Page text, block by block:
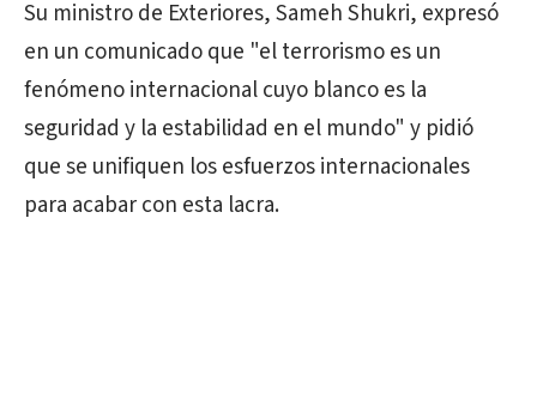
Su ministro de Exteriores, Sameh Shukri, expresó
en un comunicado que "el terrorismo es un
fenómeno internacional cuyo blanco es la
seguridad y la estabilidad en el mundo" y pidió
que se unifiquen los esfuerzos internacionales
para acabar con esta lacra.